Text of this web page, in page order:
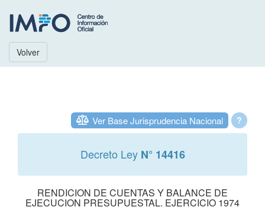
Volver
?
Ver Base Jurisprudencia Nacional
Decreto Ley N° 14416
RENDICION DE CUENTAS Y BALANCE DE
EJECUCION PRESUPUESTAL. EJERCICIO 1974